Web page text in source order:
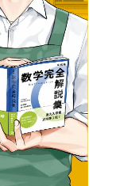
...
もっと見る
もっと見る